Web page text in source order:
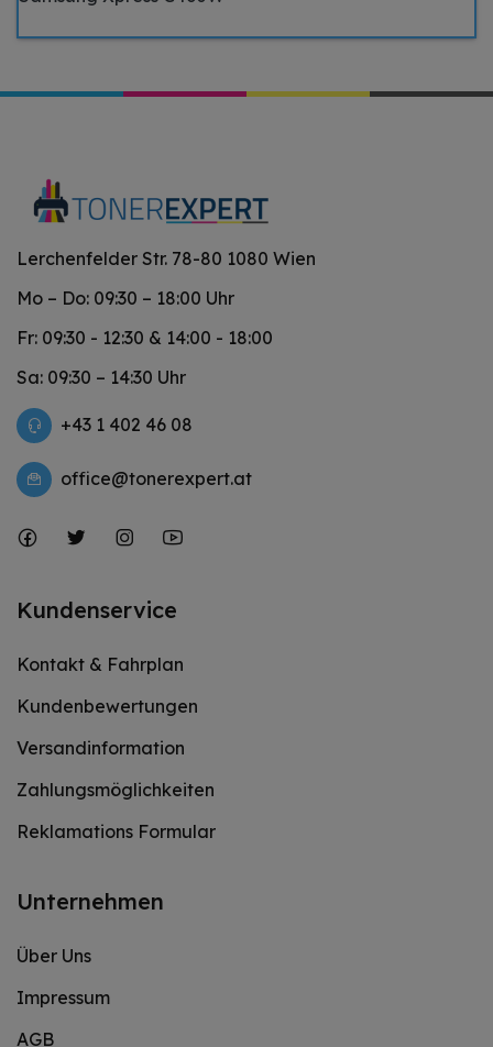
Lerchenfelder Str. 78-80 1080 Wien
Mo – Do: 09:30 – 18:00 Uhr
Fr: 09:30 - 12:30 & 14:00 - 18:00
Sa: 09:30 – 14:30 Uhr
+43 1 402 46 08
office@tonerexpert.at
Kundenservice
Kontakt & Fahrplan
Kundenbewertungen
Versandinformation
Zahlungsmöglichkeiten
Reklamations Formular
Unternehmen
Über Uns
Impressum
AGB